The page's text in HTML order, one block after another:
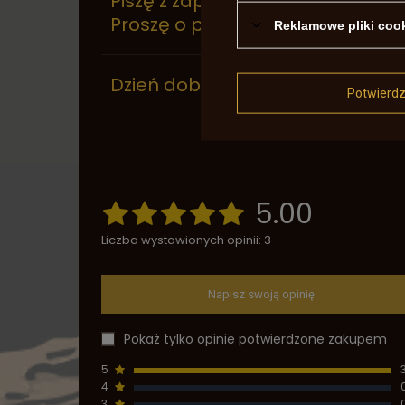
Proszę o powiadomienie o
Dzień dobry czy będzie jeszcze
5.00
Liczba wystawionych opinii: 3
Napisz swoją opinię
Pokaż tylko opinie potwierdzone zakupem
5
4
Reklamowe pliki